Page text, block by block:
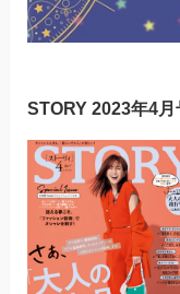
STORY 2023年4月